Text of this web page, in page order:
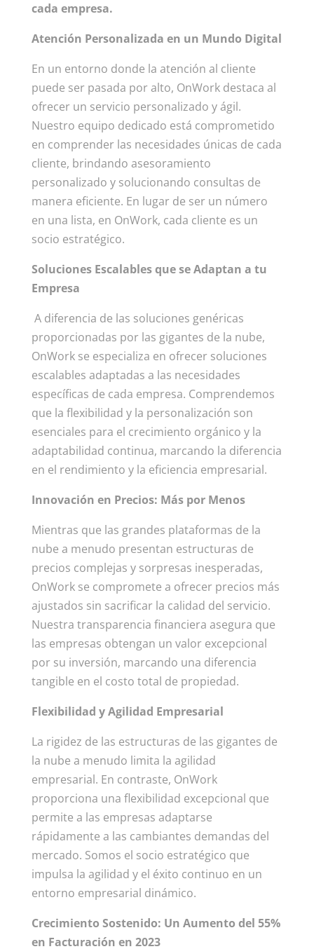
cada empresa.
Atención Personalizada en un Mundo Digital
En un entorno donde la atención al cliente
puede ser pasada por alto, OnWork destaca al
ofrecer un servicio personalizado y ágil.
Nuestro equipo dedicado está comprometido
en comprender las necesidades únicas de cada
cliente, brindando asesoramiento
personalizado y solucionando consultas de
manera eficiente. En lugar de ser un número
en una lista, en OnWork, cada cliente es un
socio estratégico.
Soluciones Escalables que se Adaptan a tu
Empresa
A diferencia de las soluciones genéricas
proporcionadas por las gigantes de la nube,
OnWork se especializa en ofrecer soluciones
escalables adaptadas a las necesidades
específicas de cada empresa. Comprendemos
que la flexibilidad y la personalización son
esenciales para el crecimiento orgánico y la
adaptabilidad continua, marcando la diferencia
en el rendimiento y la eficiencia empresarial.
Innovación en Precios: Más por Menos
Mientras que las grandes plataformas de la
nube a menudo presentan estructuras de
precios complejas y sorpresas inesperadas,
OnWork se compromete a ofrecer precios más
ajustados sin sacrificar la calidad del servicio.
Nuestra transparencia financiera asegura que
las empresas obtengan un valor excepcional
por su inversión, marcando una diferencia
tangible en el costo total de propiedad.
Flexibilidad y Agilidad Empresarial
La rigidez de las estructuras de las gigantes de
la nube a menudo limita la agilidad
empresarial. En contraste, OnWork
proporciona una flexibilidad excepcional que
permite a las empresas adaptarse
rápidamente a las cambiantes demandas del
mercado. Somos el socio estratégico que
impulsa la agilidad y el éxito continuo en un
entorno empresarial dinámico.
Crecimiento Sostenido: Un Aumento del 55%
en Facturación en 2023